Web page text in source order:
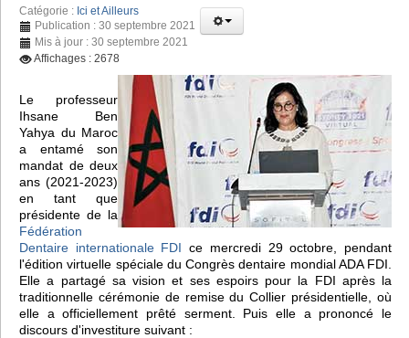
Catégorie : Ici et Ailleurs
Publication : 30 septembre 2021
Mis à jour : 30 septembre 2021
Affichages : 2678
Le professeur
Ihsane Ben
Yahya du Maroc
a entamé son
mandat de deux
ans (2021-2023)
en tant que
présidente de la
Fédération
Dentaire internationale FDI ce mercredi 29 octobre, pendant
l'édition virtuelle spéciale du Congrès dentaire mondial ADA FDI.
Elle a partagé sa vision et ses espoirs pour la FDI après la
traditionnelle cérémonie de remise du Collier présidentielle, où
elle a officiellement prêté serment. Puis elle a prononcé le
discours d'investiture suivant :